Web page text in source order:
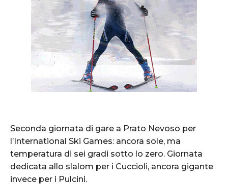
Seconda giornata di gare a Prato Nevoso per
l’International Ski Games: ancora sole, ma
temperatura di sei gradi sotto lo zero. Giornata
dedicata allo slalom per i Cuccioli, ancora gigante
invece per i Pulcini.